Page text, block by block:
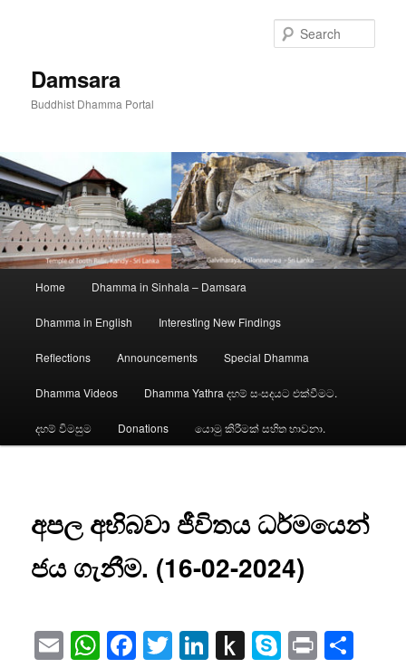
Damsara
Buddhist Dhamma Portal
Home Dhamma in Sinhala – Damsara
Dhamma in English Interesting New Findings
Reflections Announcements Special Dhamma
Dhamma Videos Dhamma Yathra දහම් සංසදයට එක්වීමට.
දහම් විමසුම Donations යොමු කිරීමක් සහිත භාවනා.
අපල අභිබවා ජීවිතය ධර්මයෙන්
ජය ගැනීම. (16-02-2024)
EmailWhatsApp
Facebook
Twitter
LinkedIn
PushSkype
Print